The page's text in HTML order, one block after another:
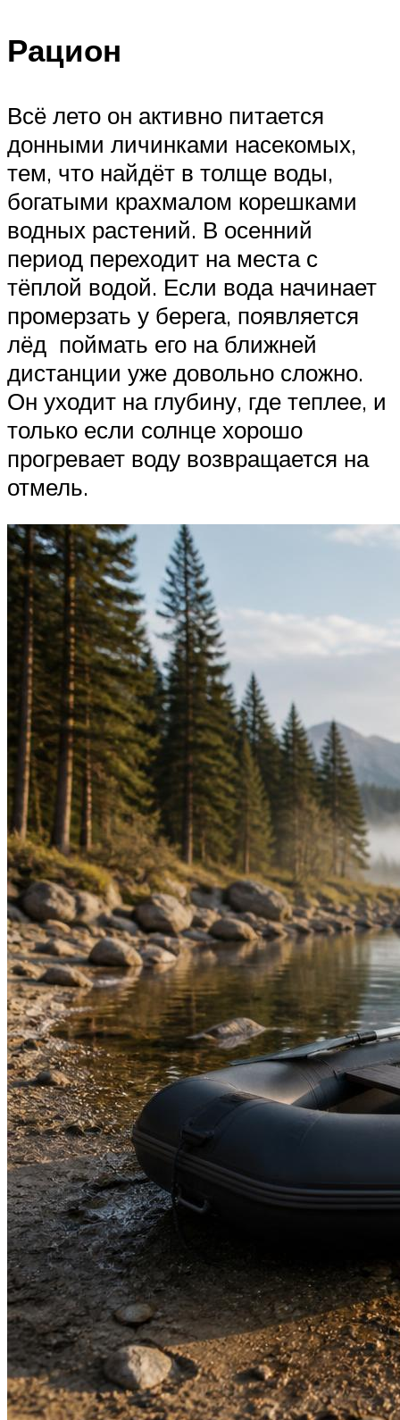
Рацион
Всё лето он активно питается
донными личинками насекомых,
тем, что найдёт в толще воды,
богатыми крахмалом корешками
водных растений. В осенний
период переходит на места с
тёплой водой. Если вода начинает
промерзать у берега, появляется
лёд поймать его на ближней
дистанции уже довольно сложно.
Он уходит на глубину, где теплее, и
только если солнце хорошо
прогревает воду возвращается на
отмель.